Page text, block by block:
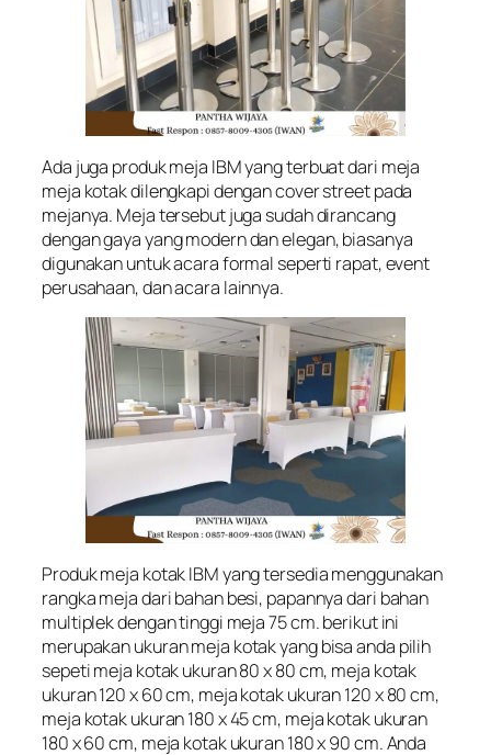
Ada juga produk meja IBM yang terbuat dari meja
meja kotak dilengkapi dengan cover street pada
mejanya. Meja tersebut juga sudah dirancang
dengan gaya yang modern dan elegan, biasanya
digunakan untuk acara formal seperti rapat, event
perusahaan, dan acara lainnya.
Produk meja kotak IBM yang tersedia menggunakan
rangka meja dari bahan besi, papannya dari bahan
multiplek dengan tinggi meja 75 cm. berikut ini
merupakan ukuran meja kotak yang bisa anda pilih
sepeti meja kotak ukuran 80 x 80 cm, meja kotak
ukuran 120 x 60 cm, meja kotak ukuran 120 x 80 cm,
meja kotak ukuran 180 x 45 cm, meja kotak ukuran
180 x 60 cm, meja kotak ukuran 180 x 90 cm. Anda